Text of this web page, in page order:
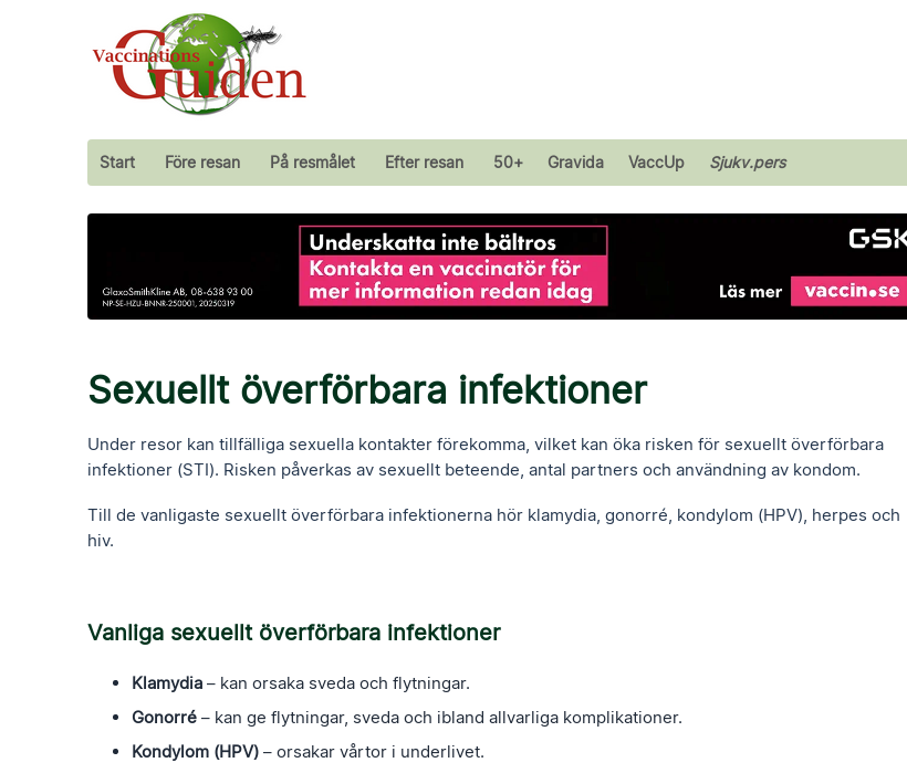
Start Före resan På resmålet Efter resan 50+ Gravida VaccUp Sjukv.pers
Sexuellt överförbara infektioner
Under resor kan tillfälliga sexuella kontakter förekomma, vilket kan öka risken för sexuellt överförbara
infektioner (STI). Risken påverkas av sexuellt beteende, antal partners och användning av kondom.
Till de vanligaste sexuellt överförbara infektionerna hör klamydia, gonorré, kondylom (HPV), herpes och
hiv.
Vanliga sexuellt överförbara infektioner
Klamydia – kan orsaka sveda och flytningar.
Gonorré – kan ge flytningar, sveda och ibland allvarliga komplikationer.
Kondylom (HPV) – orsakar vårtor i underlivet.